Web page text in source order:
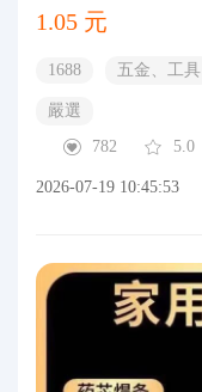
1.05 元
1688 五金、工具
嚴選
782
5.0
2026-07-19 10:45:53